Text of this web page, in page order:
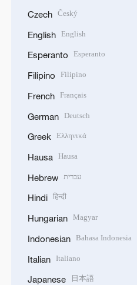
Czech Český
English English
Esperanto Esperanto
Filipino Filipino
French Français
German Deutsch
Greek Ελληνικά
Hausa Hausa
Hebrew עברית
Hindi हिन्दी
Hungarian Magyar
Indonesian Bahasa Indonesia
Italian Italiano
Japanese 日本語